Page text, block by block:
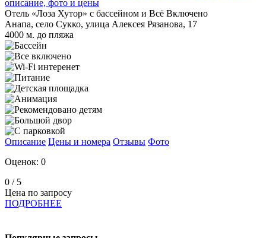
Отель «Лоза Хутор» с бассейном и Всё Включено
Анапа, село Сукко, улица Алексея Рязанова, 17
4000 м. до пляжа
Описание Цены и номера Отзывы Фото
Оценок: 0
0 / 5
Цена по запросу
ПОДРОБНЕЕ